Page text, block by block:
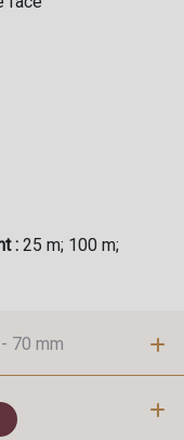
: 25 m; 100 m;
- 70 mm
10 mm